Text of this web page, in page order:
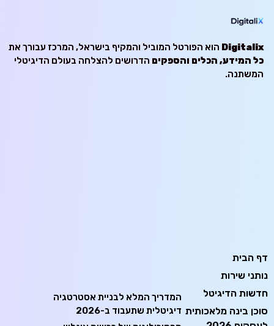
Digitalix הוא הפורטל המוביל והמקיף בישראל, המרכז עבורך את
כל המידע, הכלים והספקים הדרושים להצלחה בעולם הדיגיטלי
המשתנה.
דף הבית
נותני שירות
חדשות הדיגיטל
סוכן בינה מלאכותית
המדריך המלא לבניית אסטרטגיה
דיגיטלית שתעבוד ב-2026